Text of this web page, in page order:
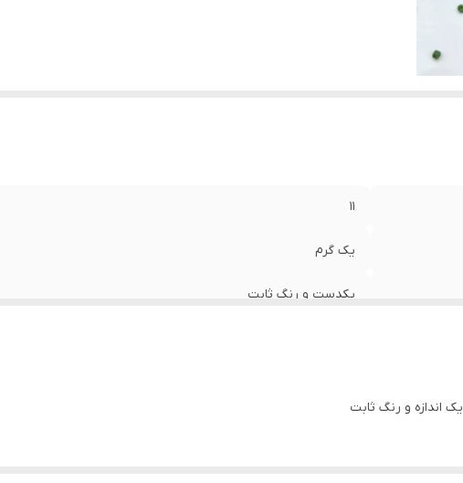
۱۱
یک گرم
یکدست و رنگ ثابت
اندازه و رنگ ثابت